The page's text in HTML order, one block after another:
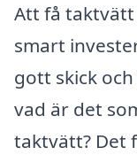
Att få taktvätt
smart
gott skick
vad är det
taktvätt? Det